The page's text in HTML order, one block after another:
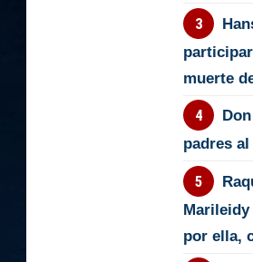
muerte
padres
por ella,